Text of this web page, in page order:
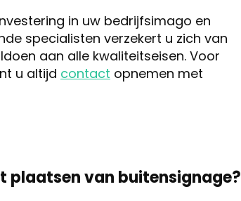
in uw bedrijfsimago en
specialisten verzekert u zich van
aan alle kwaliteitseisen. Voor
u altijd contact opnemen met
plaatsen van buitensignage?